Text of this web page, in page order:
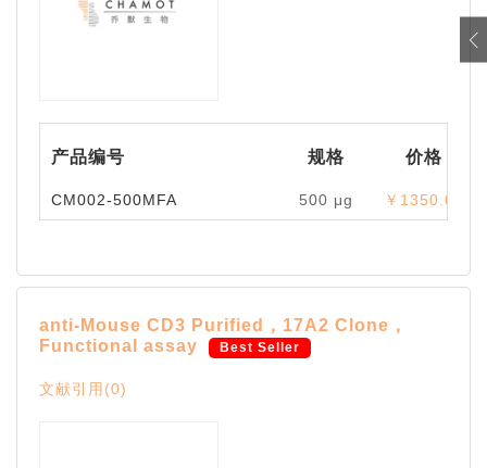
产品编号 规格 价格
CM002-500MFA 500 μg ￥1350.00
anti-Mouse CD3 Purified，17A2 Clone，
Functional assay
Best Seller
文献引用(0)